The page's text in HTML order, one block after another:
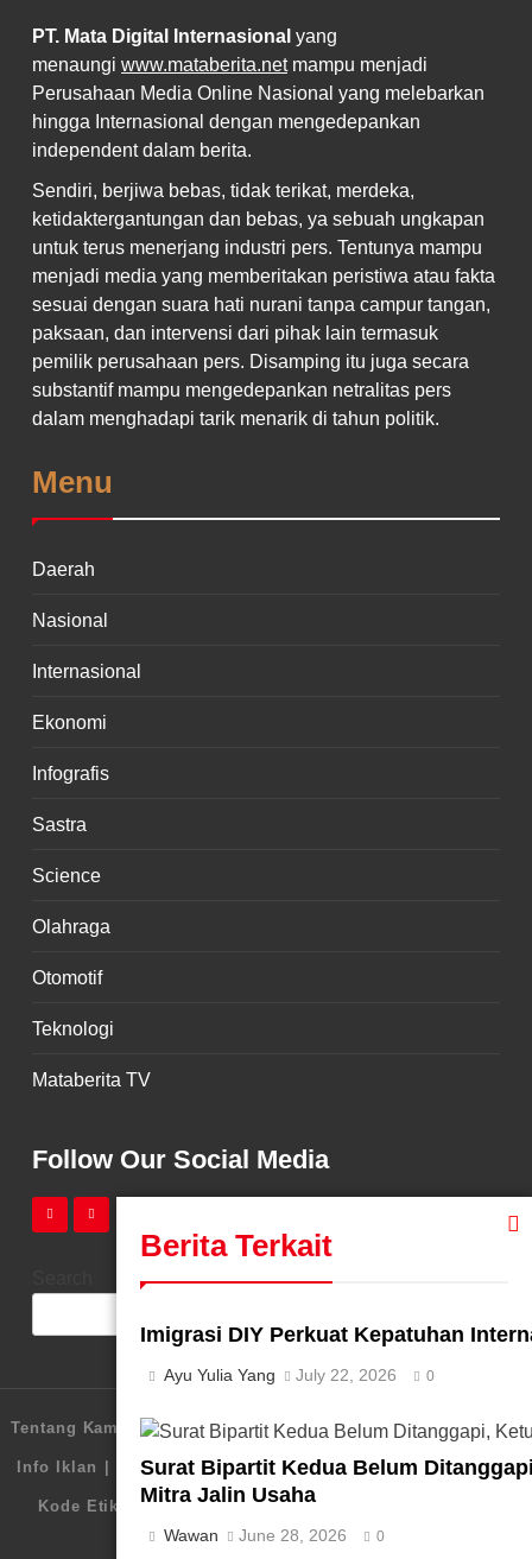
Berita Terkait
Imigrasi DIY Perkuat Kepatuhan
Ayu Yulia Yang July 22, 2026 0
Surat Bipartit Kedua Belum
Mitra Jalin Usaha
Wawan June 28, 2026 0
PT. Mata Digital Internasional yang
menaungi www.mataberita.netmampu menjadi
Perusahaan Media Online Nasional yang melebarkan
hingga Internasional dengan mengedepankan
independent dalam berita.
Sendiri, berjiwa bebas, tidak terikat, merdeka,
ketidaktergantungan dan bebas, ya sebuah ungkapan
untuk terus menerjang industri pers. Tentunya mampu
menjadi media yang memberitakan peristiwa atau fakta
sesuai dengan suara hati nurani tanpa campur tangan,
paksaan, dan intervensi dari pihak lain termasuk
pemilik perusahaan pers. Disamping itu juga secara
substantif mampu mengedepankan netralitas pers
dalam menghadapi tarik menarik di tahun politik.
Menu
Daerah
Nasional
Internasional
Ekonomi
Infografis
Sastra
Science
Olahraga
Otomotif
Teknologi
Mataberita TV
Follow Our Social Media
Tentang Kami Redaksi Pedoman Media Siber Karir
Info Iklan Disclaimer Legalitas Kebijakan Privasi
Kode Etik Perusahaan SOP Perlindungan Wartawan